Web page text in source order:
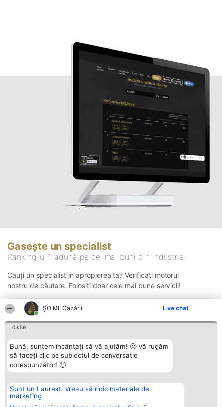
ȘOIMII Cazării Live chat
03:59
Bună, suntem încântați să vă ajutăm! 🙂 Vă rugăm
să faceți clic pe subiectul de conversație
corespunzător! 🙂
Sunt un Laureat, vreau să ridic materiale de
marketing
Gasește un specialist
Ranking-ul îi adună pe cei mai buni din industrie
Cauți un specialist in apropierea ta? Verificați motorul
nostru de căutare. Folosiți doar cele mai bune servicii!
Organizator Ranking
BRIGHT SOLUTIONS BR SRL
Aleea Timisul De Sus 2 Bl. A30
Plebiscyt
Lista Tuturor
Contact